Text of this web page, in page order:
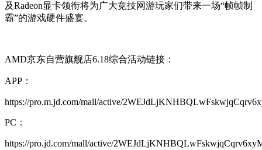
及Radeon显卡领衔将为广大竞技网游玩家们带来一场“帧帧制
霸”的游戏硬件盛宴。
AMD京东自营旗舰店6.18综合活动链接：
APP：
https://pro.m.jd.com/mall/active/
PC：
https://pro.jd.com/mall/active/